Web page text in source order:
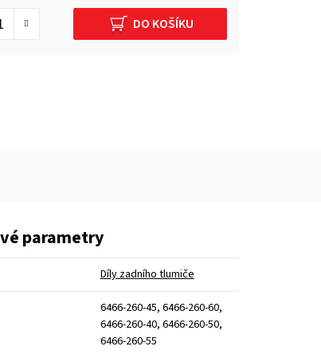
DO KOŠÍKU
parametry
Díly zadního tlumiče
6466-260-45, 6466-260-60,
6466-260-40, 6466-260-50,
6466-260-55